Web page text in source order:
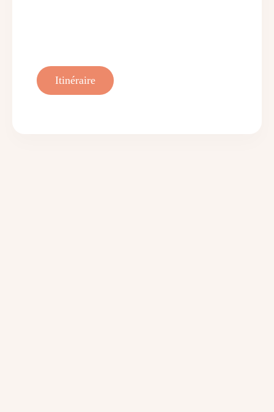
Itinéraire